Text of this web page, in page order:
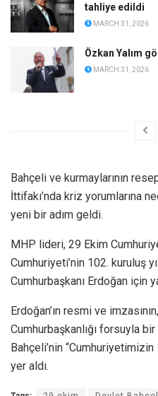
tahliye edildi
MARCH 31, 2026
Özkan Yalım
MARCH 31, 2026
Bahçeli ve kurmaylarının
İttifakı’nda kriz yorumlarına
yeni bir adım geldi.
MHP lideri, 29 Ekim
Cumhuriyeti’nin 102. kuruluş
Cumhurbaşkanı Erdoğan için
Erdoğan’ın resmi ve
Cumhurbaşkanlığı forsuyla
Bahçeli’nin “Cumhuriyetimizin
yer aldı.